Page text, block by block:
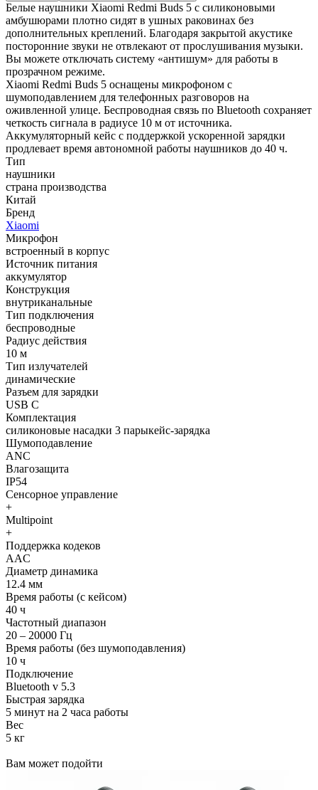
Белые наушники Xiaomi Redmi Buds 5 с силиконовыми
амбушюрами плотно сидят в ушных раковинах без
дополнительных креплений. Благодаря закрытой акустике
посторонние звуки не отвлекают от прослушивания музыки.
Вы можете отключать систему «антишум» для работы в
прозрачном режиме.
Xiaomi Redmi Buds 5 оснащены микрофоном с
шумоподавлением для телефонных разговоров на
оживленной улице. Беспроводная связь по Bluetooth сохраняет
четкость сигнала в радиусе 10 м от источника.
Аккумуляторный кейс с поддержкой ускоренной зарядки
продлевает время автономной работы наушников до 40 ч.
Тип
наушники
страна производства
Китай
Бренд
Xiaomi
Микрофон
встроенный в корпус
Источник питания
аккумулятор
Конструкция
внутриканальные
Тип подключения
беспроводные
Радиус действия
10 м
Тип излучателей
динамические
Разъем для зарядки
USB C
Комплектация
силиконовые насадки 3 парыкейс-зарядка
Шумоподавление
ANC
Влагозащита
IP54
Сенсорное управление
+
Multipoint
+
Поддержка кодеков
AAC
Диаметр динамика
12.4 мм
Время работы (с кейсом)
40 ч
Частотный диапазон
20 – 20000 Гц
Время работы (без шумоподавления)
10 ч
Подключение
Bluetooth v 5.3
Быстрая зарядка
5 минут на 2 часа работы
Вес
5 кг
Вам может подойти